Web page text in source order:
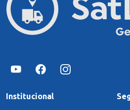
Institucional